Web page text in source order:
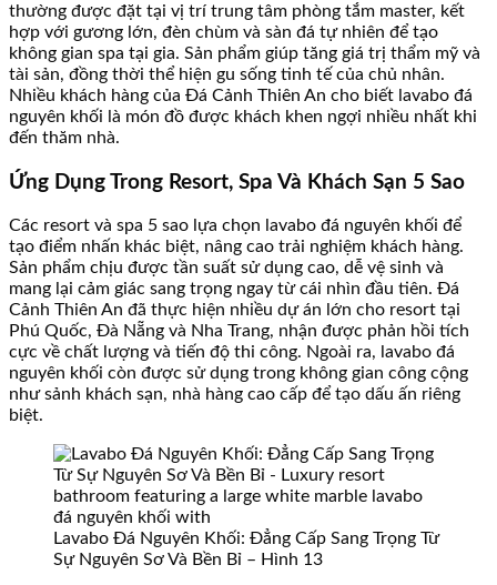
thường được đặt tại vị trí trung tâm phòng tắm master, kết
hợp với gương lớn, đèn chùm và sàn đá tự nhiên để tạo
không gian spa tại gia. Sản phẩm giúp tăng giá trị thẩm mỹ và
tài sản, đồng thời thể hiện gu sống tinh tế của chủ nhân.
Nhiều khách hàng của Đá Cảnh Thiên An cho biết lavabo đá
nguyên khối là món đồ được khách khen ngợi nhiều nhất khi
đến thăm nhà.
Ứng Dụng Trong Resort, Spa Và Khách Sạn 5 Sao
Các resort và spa 5 sao lựa chọn lavabo đá nguyên khối để
tạo điểm nhấn khác biệt, nâng cao trải nghiệm khách hàng.
Sản phẩm chịu được tần suất sử dụng cao, dễ vệ sinh và
mang lại cảm giác sang trọng ngay từ cái nhìn đầu tiên. Đá
Cảnh Thiên An đã thực hiện nhiều dự án lớn cho resort tại
Phú Quốc, Đà Nẵng và Nha Trang, nhận được phản hồi tích
cực về chất lượng và tiến độ thi công. Ngoài ra, lavabo đá
nguyên khối còn được sử dụng trong không gian công cộng
như sảnh khách sạn, nhà hàng cao cấp để tạo dấu ấn riêng
biệt.
Lavabo Đá Nguyên Khối: Đẳng Cấp Sang Trọng Từ
Sự Nguyên Sơ Và Bền Bỉ – Hình 13